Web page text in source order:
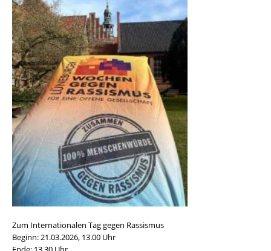
Zum Internationalen Tag gegen Rassismus
Beginn: 21.03.2026, 13.00 Uhr